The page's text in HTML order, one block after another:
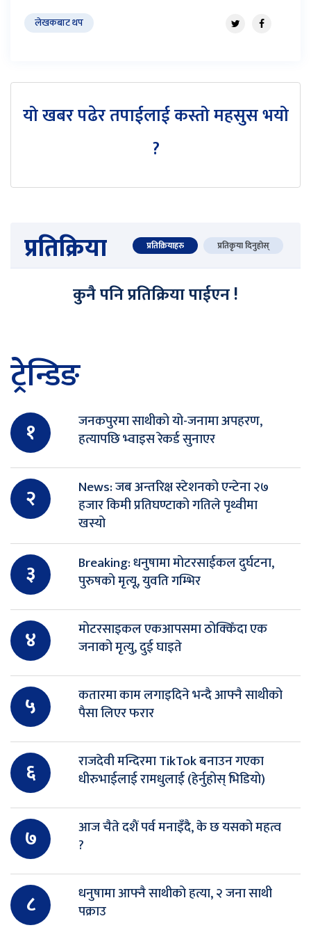
लेखकबाट थप
यो खबर पढेर तपाईलाई कस्तो महसुस भयो
?
प्रतिक्रिया प्रतिक्रियाहरु प्रतिकृया दिनुहोस्
कुनै पनि प्रतिक्रिया पाईएन !
ट्रेन्डिङ
१
जनकपुरमा साथीको यो-जनामा अपहरण,
हत्यापछि भ्वाइस रेकर्ड सुनाएर
२
News: जब अन्तरिक्ष स्टेशनको एन्टेना २७
हजार किमी प्रतिघण्टाको गतिले पृथ्वीमा
खस्यो
३
Breaking: धनुषामा मोटरसाईकल दुर्घटना,
पुरुषको मृत्यू, युवति गम्भिर
४
मोटरसाइकल एकआपसमा ठोक्किँदा एक
जनाको मृत्यु, दुई घाइते
५
कतारमा काम लगाइदिने भन्दै आफ्नै साथीको
पैसा लिएर फरार
६
राजदेवी मन्दिरमा TikTok बनाउन गएका
धीरुभाईलाई रामधुलाई (हेर्नुहोस् भिडियो)
७
आज चैते दशैं पर्व मनाइँदै, के छ यसको महत्व
?
८
धनुषामा आफ्नै साथीको हत्या, २ जना साथी
पक्राउ